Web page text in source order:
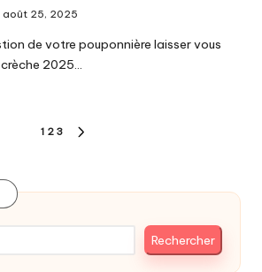
août 25, 2025
de votre pouponnière laisser vous
2025…
1 2 3
Rechercher